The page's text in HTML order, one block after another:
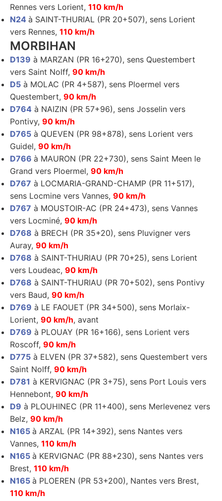
Rennes vers Lorient, 110 km/h
N24 à SAINT-THURIAL (PR 20+507), sens Lorient
vers Rennes, 110 km/h
MORBIHAN
D139 à MARZAN (PR 16+270), sens Questembert
vers Saint Nolff, 90 km/h
D5 à MOLAC (PR 4+587), sens Ploermel vers
Questembert, 90 km/h
D764 à NAIZIN (PR 57+96), sens Josselin vers
Pontivy, 90 km/h
D765 à QUEVEN (PR 98+878), sens Lorient vers
Guidel, 90 km/h
D766 à MAURON (PR 22+730), sens Saint Meen le
Grand vers Ploermel, 90 km/h
D767 à LOCMARIA-GRAND-CHAMP (PR 11+517),
sens Locmine vers Vannes, 90 km/h
D767 à MOUSTOIR-AC (PR 24+473), sens Vannes
vers Locminé, 90 km/h
D768 à BRECH (PR 35+20), sens Pluvigner vers
Auray, 90 km/h
D768 à SAINT-THURIAU (PR 70+25), sens Lorient
vers Loudeac, 90 km/h
D768 à SAINT-THURIAU (PR 70+502), sens Pontivy
vers Baud, 90 km/h
D769 à LE FAOUET (PR 34+500), sens Morlaix-
Lorient, 90 km/h, avant
D769 à PLOUAY (PR 16+166), sens Lorient vers
Roscoff, 90 km/h
D775 à ELVEN (PR 37+582), sens Questembert vers
Saint Nolff, 90 km/h
D781 à KERVIGNAC (PR 3+75), sens Port Louis vers
Hennebont, 90 km/h
D9 à PLOUHINEC (PR 11+400), sens Merlevenez vers
Belz, 90 km/h
N165 à ARZAL (PR 14+392), sens Nantes vers
Vannes, 110 km/h
N165 à KERVIGNAC (PR 88+230), sens Nantes vers
Brest, 110 km/h
N165 à PLOEREN (PR 53+200), Nantes vers Brest,
110 km/h